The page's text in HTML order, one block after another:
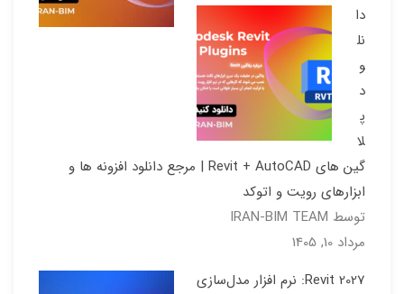
دا
نل
و
د
پ
لا
گین های Revit + AutoCAD | مرجع دانلود افزونه ها و
ابزارهای رویت و اتوکد
توسط IRAN-BIM TEAM
مرداد 10, 1405
Revit 2027: نرم افزار مدل‌سازی